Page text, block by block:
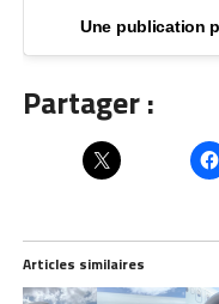
Partager :
Articles similaires